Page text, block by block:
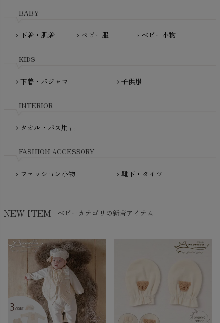
Haruulala（ハルウララ）
PeopleTree（ピープルツリー）
PRISTINE（プリスティン）
fromF（フロムエフ）
MATONA（マトナ）
mini rodini（ミニロディーニ）
My Little Cozmo（マイリトルコズモ）
NewNative（ニューネイティブ）
BABY
chevron_right 下着・肌着 chevron_right ベビー服 chevron_right ベビー小物
KIDS
chevron_right 下着・パジャマ chevron_right 子供服
INTERIOR
chevron_right タオル・バス用品
FASHION ACCESSORY
chevron_right ファッション小物 chevron_right 靴下・タイツ
NEW ITEM ベビーカテゴリの新着アイテム